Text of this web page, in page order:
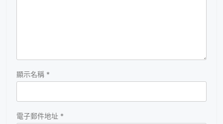
顯示名稱 *
電子郵件地址 *